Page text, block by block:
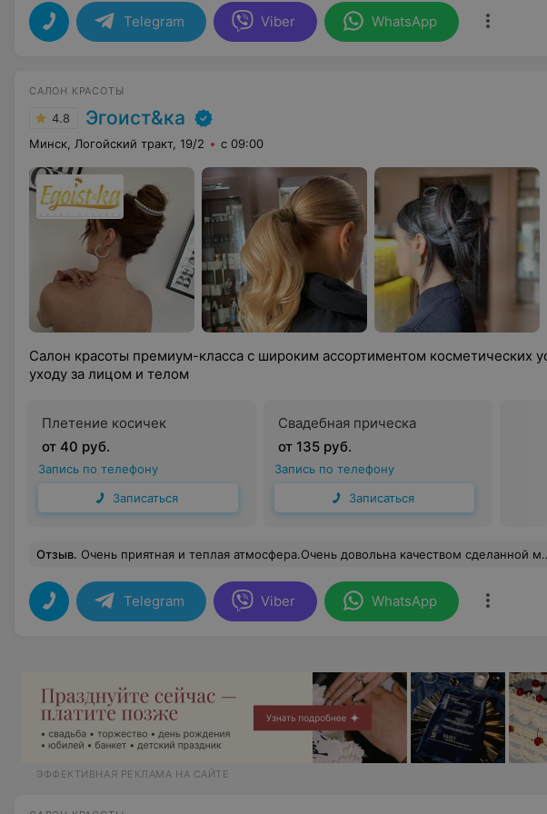
Telegram Viber WhatsApp
САЛОН КРАСОТЫ
4.8 Эгоист&ка
Минск, Логойский тракт, 19/2 с 09:00
Салон красоты премиум-класса с широким ассортиментом косметических
уходу за лицом и телом
Плетение косичек
от 40 руб.
Запись по телефону
Записаться
Свадебная прическа
от 135 руб.
Запись по телефону
Записаться
Отзыв. Очень приятная и теплая атмосфера.Очень довольна качеством сделанной моей дочери прически.Мастер Ксения,спасибо вам)
Telegram Viber WhatsApp
ЭФФЕКТИВНАЯ РЕКЛАМА НА САЙТЕ